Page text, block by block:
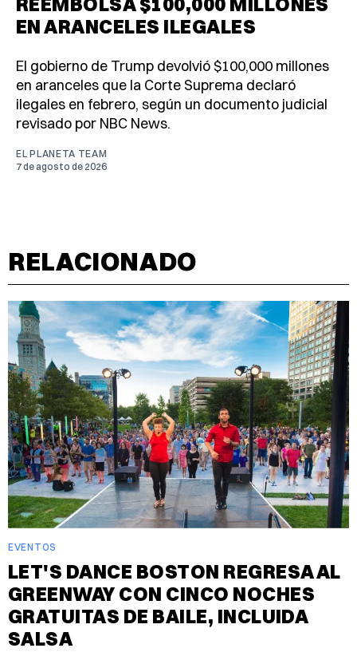
EN ARANCELES ILEGALES
El gobierno de Trump devolvió $100,000 millones
en aranceles que la Corte Suprema declaró
ilegales en febrero, según un documento judicial
revisado por NBC News.
EL PLANETA TEAM
7 de agosto de 2026
RELACIONADO
EVENTOS
LET'S DANCE BOSTON REGRESA AL
GREENWAY CON CINCO NOCHES
GRATUITAS DE BAILE, INCLUIDA
SALSA